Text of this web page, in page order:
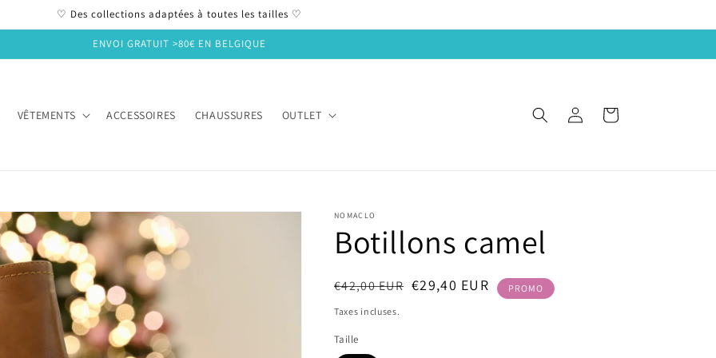
♡ Des collections adaptées à toutes les tailles ♡
ENVOI GRATUIT >80€ EN BELGIQUE
VÊTEMENTS ACCESSOIRES CHAUSSURES OUTLET Connexion Panier
NOMACLO
Botillons camel
Prix
habituel
€42,00 EUR
Prix
soldé
€29,40 EUR
PROMO
Taxes incluses.
Taille